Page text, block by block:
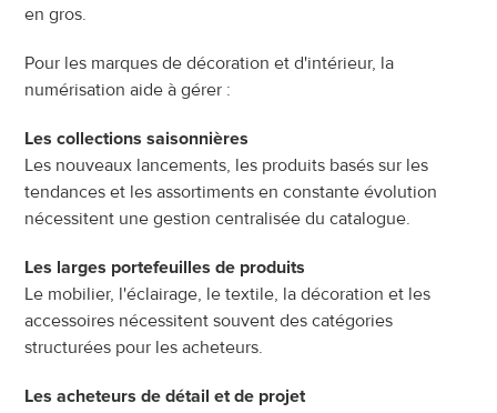
en gros.
Pour les marques de décoration et d'intérieur, la
numérisation aide à gérer :
Les collections saisonnières
Les nouveaux lancements, les produits basés sur les
tendances et les assortiments en constante évolution
nécessitent une gestion centralisée du catalogue.
Les larges portefeuilles de produits
Le mobilier, l'éclairage, le textile, la décoration et les
accessoires nécessitent souvent des catégories
structurées pour les acheteurs.
Les acheteurs de détail et de projet